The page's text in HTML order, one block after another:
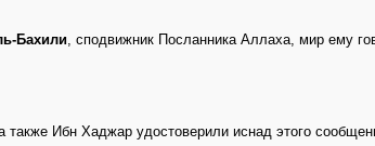
Бахили , сподвижник Посланника Аллаха, мир ему
Ибн Хаджар удостоверили иснад этого